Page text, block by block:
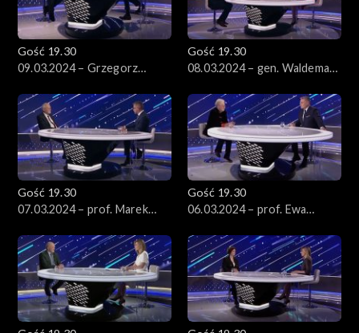
Gość 19.30
09.03.2024 – Grzegorz
Gość 19.30
08.03.2024 – gen. Waldemar
Bieniek
Gość 19.30
07.03.2024 – prof. Marek
Gość 19.30
06.03.2024 – prof. Ewa